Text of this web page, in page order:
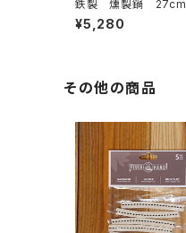
鉄製 燻製鍋 27cm
¥5,280
その他の商品